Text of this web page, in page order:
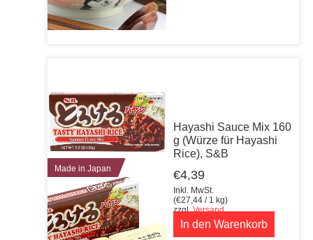
Made in Japan
Hayashi Sauce Mix 160
g (Würze für Hayashi
Rice), S&B
€4,39
Inkl. MwSt.
(€27,44 / 1 kg)
zzgl.Versand
In den Warenkorb